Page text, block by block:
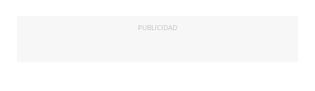
PUBLICIDAD